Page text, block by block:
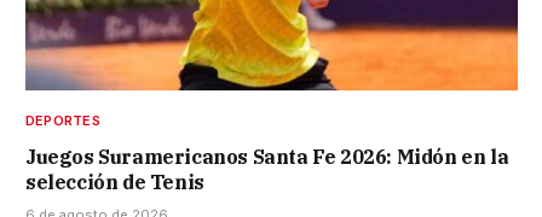
DEPORTES
Juegos Suramericanos Santa Fe 2026: Midón en la
selección de Tenis